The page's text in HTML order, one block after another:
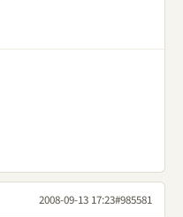
2008-09-13 17:23#985581